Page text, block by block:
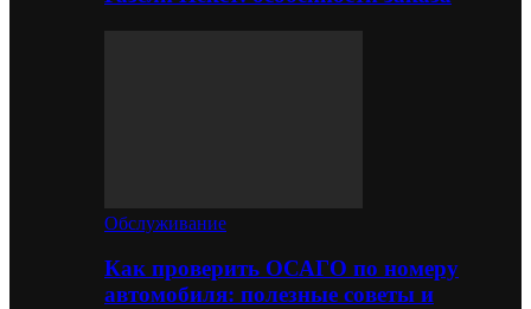
Обслуживание
Как проверить ОСАГО по номеру
автомобиля: полезные советы и